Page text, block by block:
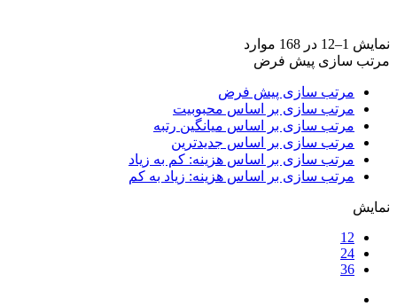
برند ها + نمایش 1–12 در 168 موارد
مرتب سازی پیش فرض
مرتب سازی پیش فرض
مرتب سازی بر اساس محبوبیت
مرتب سازی بر اساس میانگین رتبه
مرتب سازی بر اساس جدیدترین
مرتب سازی بر اساس هزینه: کم به زیاد
مرتب سازی بر اساس هزینه: زیاد به کم
نمایش
12
24
36